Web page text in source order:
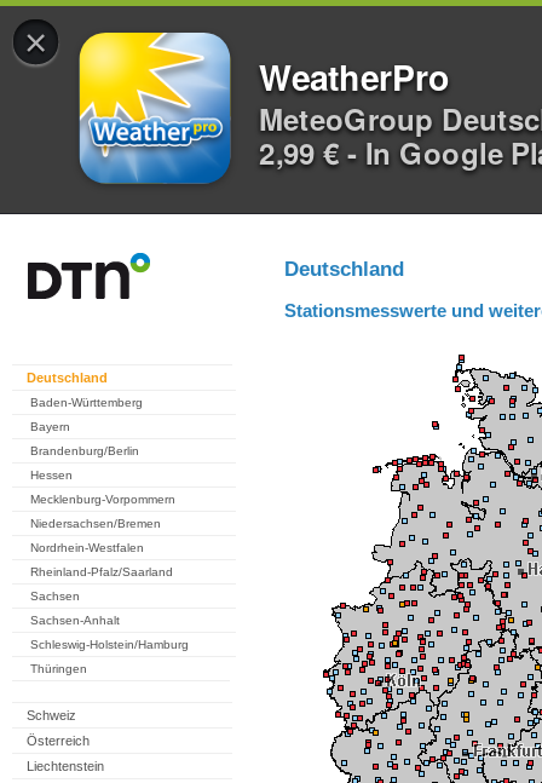
×
WeatherPro
MeteoGroup
2,99 € - In Google
Deutschland
Baden-Württemberg
Bayern
Brandenburg/Berlin
Hessen
Mecklenburg-Vorpommern
Niedersachsen/Bremen
Nordrhein-Westfalen
Rheinland-Pfalz/Saarland
Sachsen
Sachsen-Anhalt
Schleswig-Holstein/Hamburg
Thüringen
Schweiz
Österreich
Liechtenstein
Deutschland
Stationsmesswerte und